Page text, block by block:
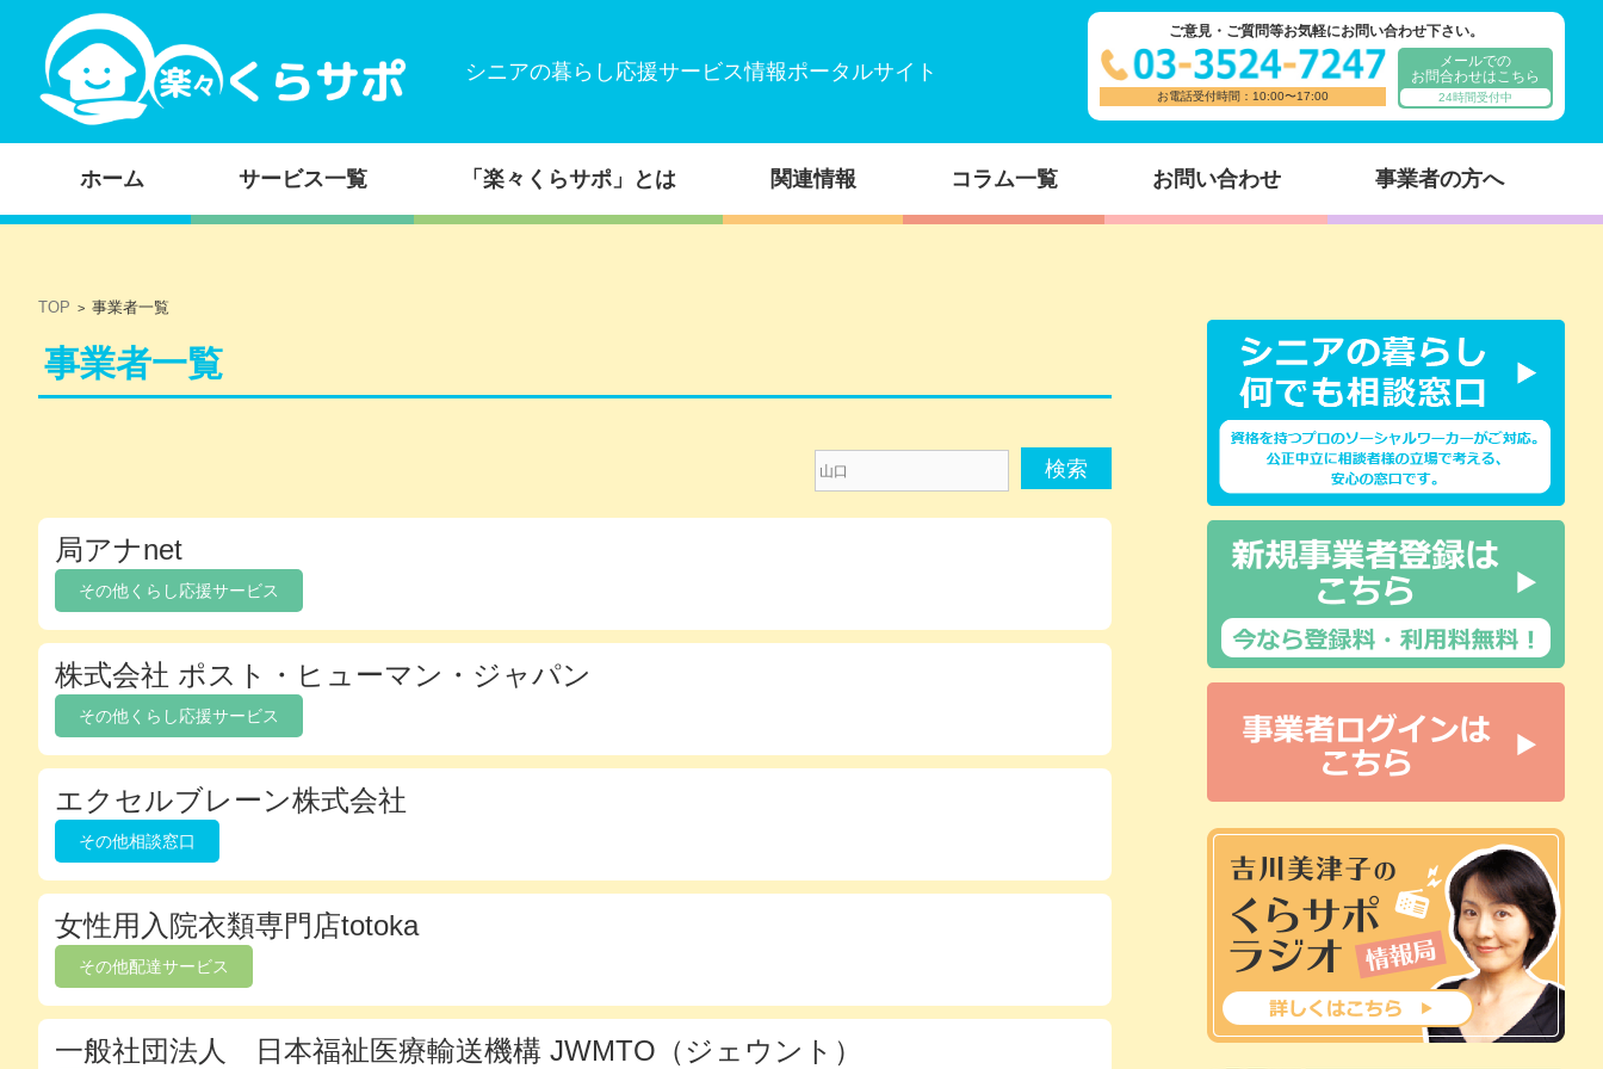
シニアの暮らし応援サービス情報ポータルサイト
ご意見・ご質問等お気軽にお問い合わせ下さい。
お電話受付時間：10:00〜17:00
メールでの
お問合わせはこちら
24時間受付中
コンテンツに移動
ホーム サービス一覧 「楽々くらサポ」とは 関連情報 コラム一覧 お問い合わせ 事業者の方へ
TOP > 事業者一覧
事業者一覧
山
口
メ
バ
ー
デ
ィ
ク
ト
リ
局アナnet
その他くらし応援サービス
株式会社 ポスト・ヒューマン・ジャパン
その他くらし応援サービス
エクセルブレーン株式会社
その他相談窓口
女性用入院衣類専門店totoka
その他配達サービス
一般社団法人 日本福祉医療輸送機構 JWMTO（ジェウント）